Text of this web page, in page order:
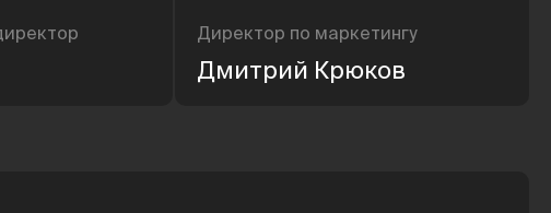
Директор по маркетингу
Дмитрий Крюков